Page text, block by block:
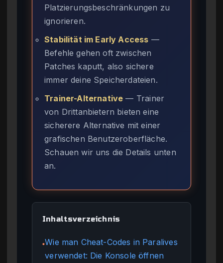
Platzierungsbeschränkungen zu
ignorieren.
Stabilität im Early Access —
Befehle gehen oft zwischen
Patches kaputt, also sichere
immer deine Speicherdateien.
Trainer-Alternative — Trainer
von Drittanbietern bieten eine
sicherere Alternative mit einer
grafischen Benutzeroberfläche.
Schauen wir uns die Details unten
an.
Inhaltsverzeichnis
●Wie man Cheat-Codes in Paralives
verwendet: Die Konsole öffnen